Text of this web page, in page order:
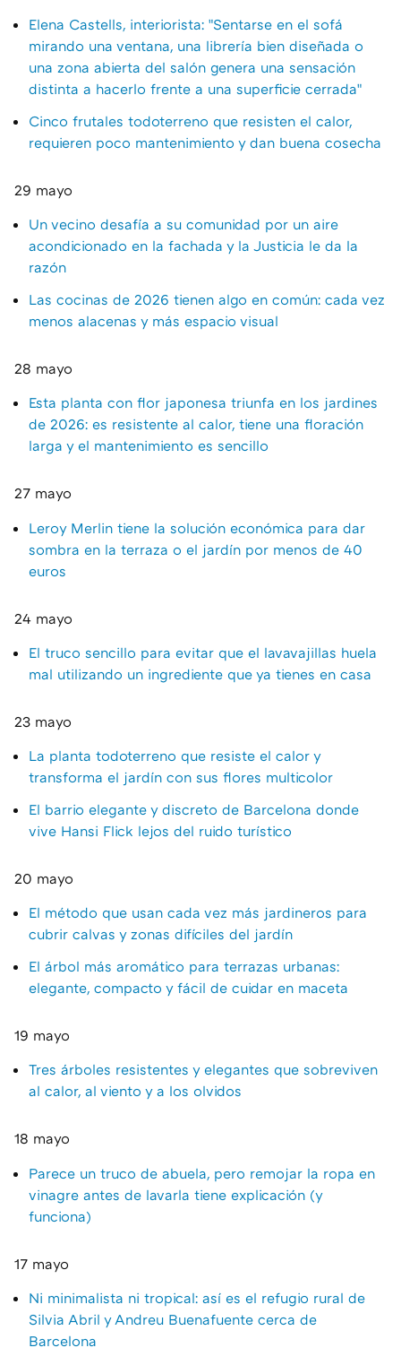
Elena Castells, interiorista: "Sentarse en el sofá
mirando una ventana, una librería bien diseñada o
una zona abierta del salón genera una sensación
distinta a hacerlo frente a una superficie cerrada"
Cinco frutales todoterreno que resisten el calor,
requieren poco mantenimiento y dan buena cosecha
29 mayo
Un vecino desafía a su comunidad por un aire
acondicionado en la fachada y la Justicia le da la
razón
Las cocinas de 2026 tienen algo en común: cada vez
menos alacenas y más espacio visual
28 mayo
Esta planta con flor japonesa triunfa en los jardines
de 2026: es resistente al calor, tiene una floración
larga y el mantenimiento es sencillo
27 mayo
Leroy Merlin tiene la solución económica para dar
sombra en la terraza o el jardín por menos de 40
euros
24 mayo
El truco sencillo para evitar que el lavavajillas huela
mal utilizando un ingrediente que ya tienes en casa
23 mayo
La planta todoterreno que resiste el calor y
transforma el jardín con sus flores multicolor
El barrio elegante y discreto de Barcelona donde
vive Hansi Flick lejos del ruido turístico
20 mayo
El método que usan cada vez más jardineros para
cubrir calvas y zonas difíciles del jardín
El árbol más aromático para terrazas urbanas:
elegante, compacto y fácil de cuidar en maceta
19 mayo
Tres árboles resistentes y elegantes que sobreviven
al calor, al viento y a los olvidos
18 mayo
Parece un truco de abuela, pero remojar la ropa en
vinagre antes de lavarla tiene explicación (y
funciona)
17 mayo
Ni minimalista ni tropical: así es el refugio rural de
Silvia Abril y Andreu Buenafuente cerca de
Barcelona